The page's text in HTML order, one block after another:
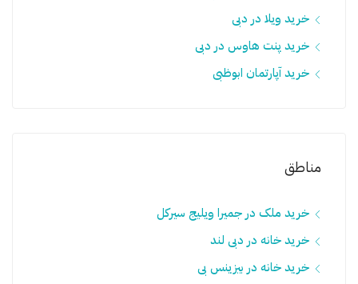
خرید ویلا در دبی
خرید پنت هاوس در دبی
خرید آپارتمان ابوظبی
مناطق
خرید ملک در جمیرا ویلیج سيرکل
خرید خانه در دبی لند
خرید خانه در بیزینس بی